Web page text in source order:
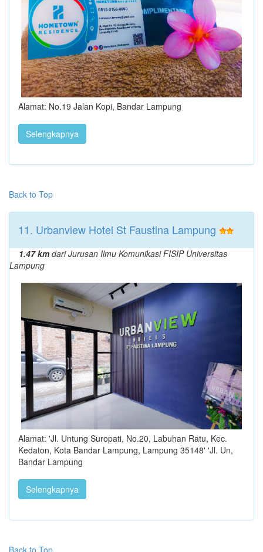
Alamat: No.19 Jalan Kopi, Bandar Lampung
Selengkapnya
Back to Top
11. Urbanview Hotel St Faustina Lampung
1.47 kmdari Jurusan Ilmu Komunikasi FISIP Universitas
Lampung
Alamat: 'Jl. Untung Suropati, No.20, Labuhan Ratu, Kec.
Kedaton, Kota Bandar Lampung, Lampung 35148' 'Jl. Un,
Bandar Lampung
Selengkapnya